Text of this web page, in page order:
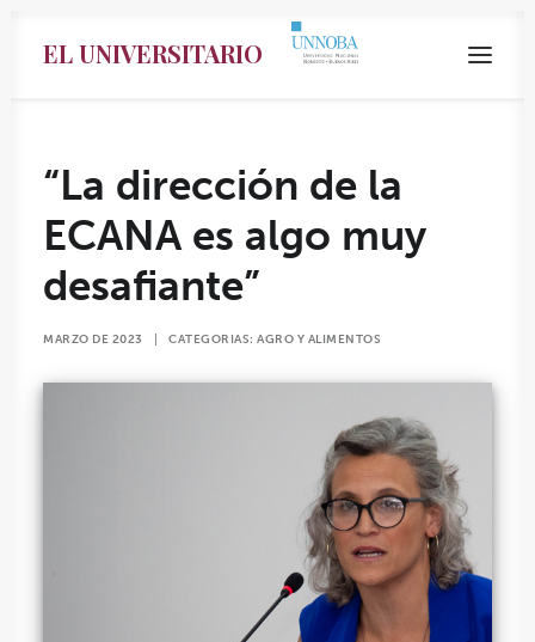
EL UNIVERSITARIO
“La dirección de la
ECANA es algo muy
desafiante”
MARZO DE 2023 CATEGORIAS: AGRO Y ALIMENTOS